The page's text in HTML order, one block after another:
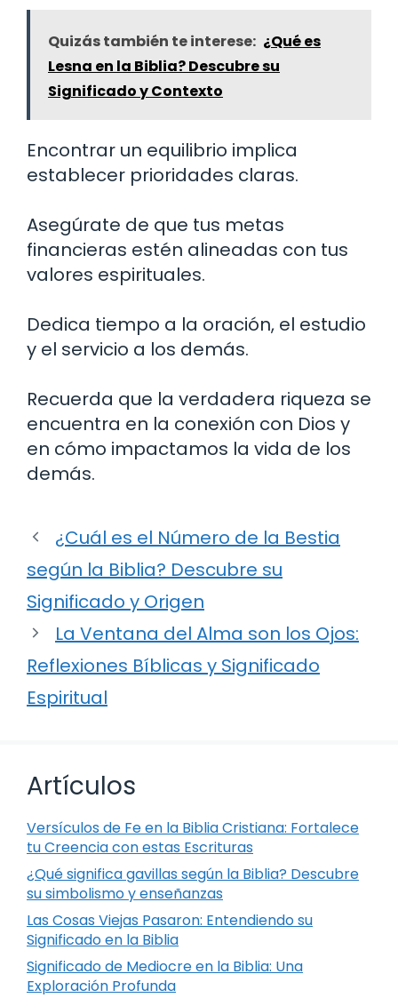
Quizás también te interese: ¿Qué es
Lesna en la Biblia? Descubre su
Significado y Contexto
Encontrar un equilibrio implica
establecer prioridades claras.
Asegúrate de que tus metas
financieras estén alineadas con tus
valores espirituales.
Dedica tiempo a la oración, el estudio
y el servicio a los demás.
Recuerda que la verdadera riqueza se
encuentra en la conexión con Dios y
en cómo impactamos la vida de los
demás.
¿Cuál es el Número de la Bestia
según la Biblia? Descubre su
Significado y Origen
La Ventana del Alma son los Ojos:
Reflexiones Bíblicas y Significado
Espiritual
Artículos
Versículos de Fe en la Biblia Cristiana: Fortalece
tu Creencia con estas Escrituras
¿Qué significa gavillas según la Biblia? Descubre
su simbolismo y enseñanzas
Las Cosas Viejas Pasaron: Entendiendo su
Significado en la Biblia
Significado de Mediocre en la Biblia: Una
Exploración Profunda